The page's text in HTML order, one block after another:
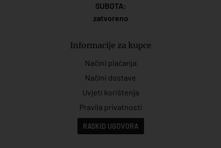
SUBOTA:
zatvoreno
Informacije za kupce
Načini plaćanja
Načini dostave
Uvjeti korištenja
Pravila privatnosti
RASKID UGOVORA